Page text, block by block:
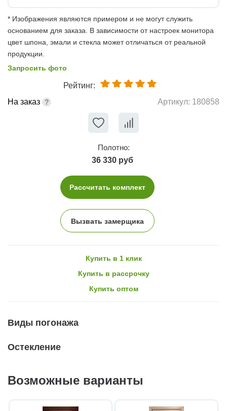
* Изображения являются примером и не могут служить
основанием для заказа. В зависимости от настроек монитора
цвет шпона, эмали и стекла может отличаться от реальной
продукции.
Запросить фото
Рейтинг:
На заказ
Артикул: 180858
Полотно:
36 330 руб
Рассчитать комплект
Вызвать замерщика
Купить в 1 клик
Купить в рассрочку
Купить оптом
Виды погонажа
Остекление
Возможные варианты